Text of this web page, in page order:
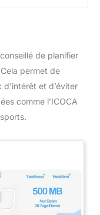
de planifier
permet de
et d’éviter
comme l’ICOCA